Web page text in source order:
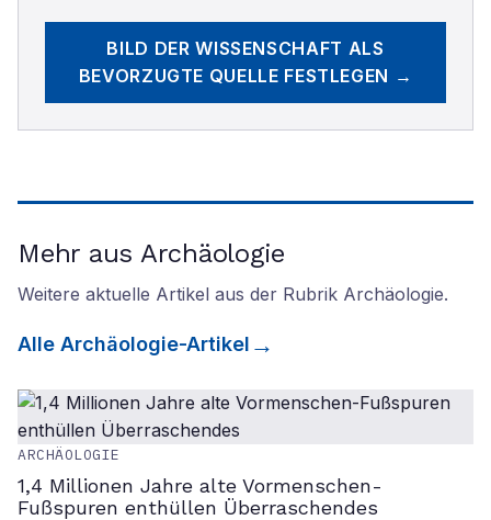
BILD DER WISSENSCHAFT ALS
BEVORZUGTE QUELLE FESTLEGEN →
Mehr aus Archäologie
Weitere aktuelle Artikel aus der Rubrik Archäologie.
Alle Archäologie-Artikel
ARCHÄOLOGIE
1,4 Millionen Jahre alte Vormenschen-
Fußspuren enthüllen Überraschendes